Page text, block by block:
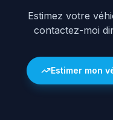
Estimez votre
contactez-moi
Estimer mon